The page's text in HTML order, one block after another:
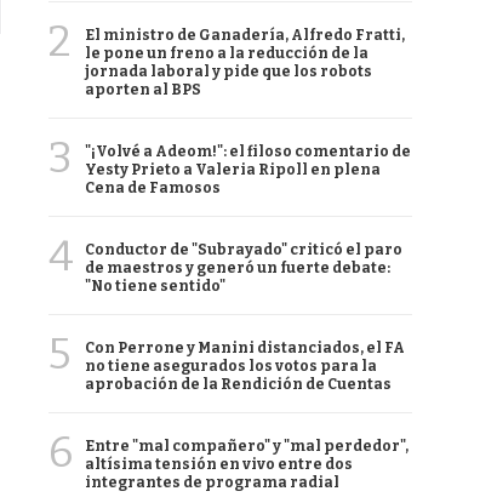
2
El ministro de Ganadería, Alfredo Fratti,
le pone un freno a la reducción de la
jornada laboral y pide que los robots
aporten al BPS
3
"¡Volvé a Adeom!": el filoso comentario de
Yesty Prieto a Valeria Ripoll en plena
Cena de Famosos
4
Conductor de "Subrayado" criticó el paro
de maestros y generó un fuerte debate:
"No tiene sentido"
5
Con Perrone y Manini distanciados, el FA
no tiene asegurados los votos para la
aprobación de la Rendición de Cuentas
6
Entre "mal compañero" y "mal perdedor",
altísima tensión en vivo entre dos
integrantes de programa radial